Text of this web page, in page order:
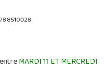
MARDI 11 ET MERCREDI